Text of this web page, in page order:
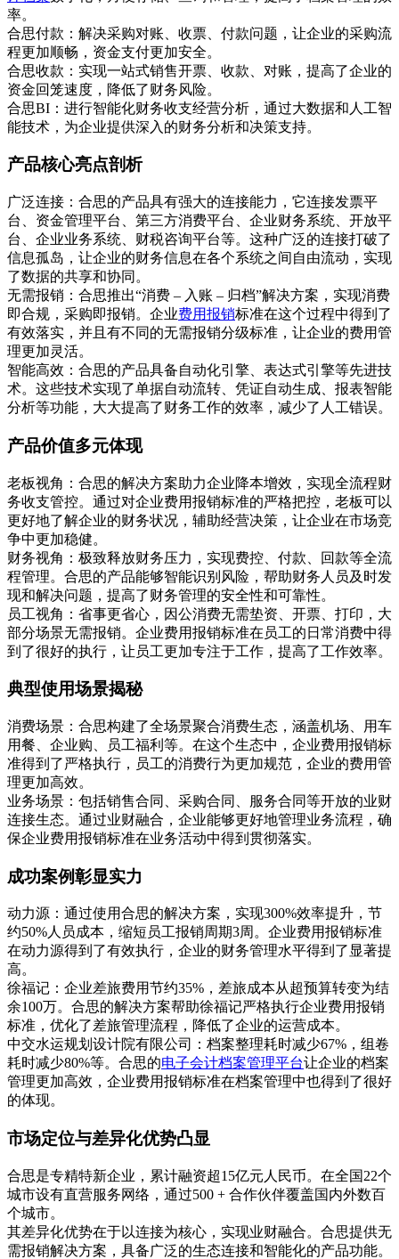
率。
合思付款：解决采购对账、收票、付款问题，让企业的采购流
程更加顺畅，资金支付更加安全。
合思收款：实现一站式销售开票、收款、对账，提高了企业的
资金回笼速度，降低了财务风险。
合思BI：进行智能化财务收支经营分析，通过大数据和人工智
能技术，为企业提供深入的财务分析和决策支持。
产品核心亮点剖析
广泛连接：合思的产品具有强大的连接能力，它连接发票平
台、资金管理平台、第三方消费平台、企业财务系统、开放平
台、企业业务系统、财税咨询平台等。这种广泛的连接打破了
信息孤岛，让企业的财务信息在各个系统之间自由流动，实现
了数据的共享和协同。
无需报销：合思推出“消费 – 入账 – 归档”解决方案，实现消费
即合规，采购即报销。企业费用报销标准在这个过程中得到了
有效落实，并且有不同的无需报销分级标准，让企业的费用管
理更加灵活。
智能高效：合思的产品具备自动化引擎、表达式引擎等先进技
术。这些技术实现了单据自动流转、凭证自动生成、报表智能
分析等功能，大大提高了财务工作的效率，减少了人工错误。
产品价值多元体现
老板视角：合思的解决方案助力企业降本增效，实现全流程财
务收支管控。通过对企业费用报销标准的严格把控，老板可以
更好地了解企业的财务状况，辅助经营决策，让企业在市场竞
争中更加稳健。
财务视角：极致释放财务压力，实现费控、付款、回款等全流
程管理。合思的产品能够智能识别风险，帮助财务人员及时发
现和解决问题，提高了财务管理的安全性和可靠性。
员工视角：省事更省心，因公消费无需垫资、开票、打印，大
部分场景无需报销。企业费用报销标准在员工的日常消费中得
到了很好的执行，让员工更加专注于工作，提高了工作效率。
典型使用场景揭秘
消费场景：合思构建了全场景聚合消费生态，涵盖机场、用车
用餐、企业购、员工福利等。在这个生态中，企业费用报销标
准得到了严格执行，员工的消费行为更加规范，企业的费用管
理更加高效。
业务场景：包括销售合同、采购合同、服务合同等开放的业财
连接生态。通过业财融合，企业能够更好地管理业务流程，确
保企业费用报销标准在业务活动中得到贯彻落实。
成功案例彰显实力
动力源：通过使用合思的解决方案，实现300%效率提升，节
约50%人员成本，缩短员工报销周期3周。企业费用报销标准
在动力源得到了有效执行，企业的财务管理水平得到了显著提
高。
徐福记：企业差旅费用节约35%，差旅成本从超预算转变为结
余100万。合思的解决方案帮助徐福记严格执行企业费用报销
标准，优化了差旅管理流程，降低了企业的运营成本。
中交水运规划设计院有限公司：档案整理耗时减少67%，组卷
耗时减少80%等。合思的电子会计档案管理平台让企业的档案
管理更加高效，企业费用报销标准在档案管理中也得到了很好
的体现。
市场定位与差异化优势凸显
合思是专精特新企业，累计融资超15亿元人民币。在全国22个
城市设有直营服务网络，通过500 + 合作伙伴覆盖国内外数百
个城市。
其差异化优势在于以连接为核心，实现业财融合。合思提供无
需报销解决方案，具备广泛的生态连接和智能化的产品功能。